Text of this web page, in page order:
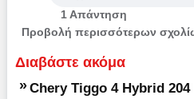
1 Απάντηση
Προβολή περισσότερων
Διαβάστε ακόμα
» Chery Tiggo 4 Hybrid